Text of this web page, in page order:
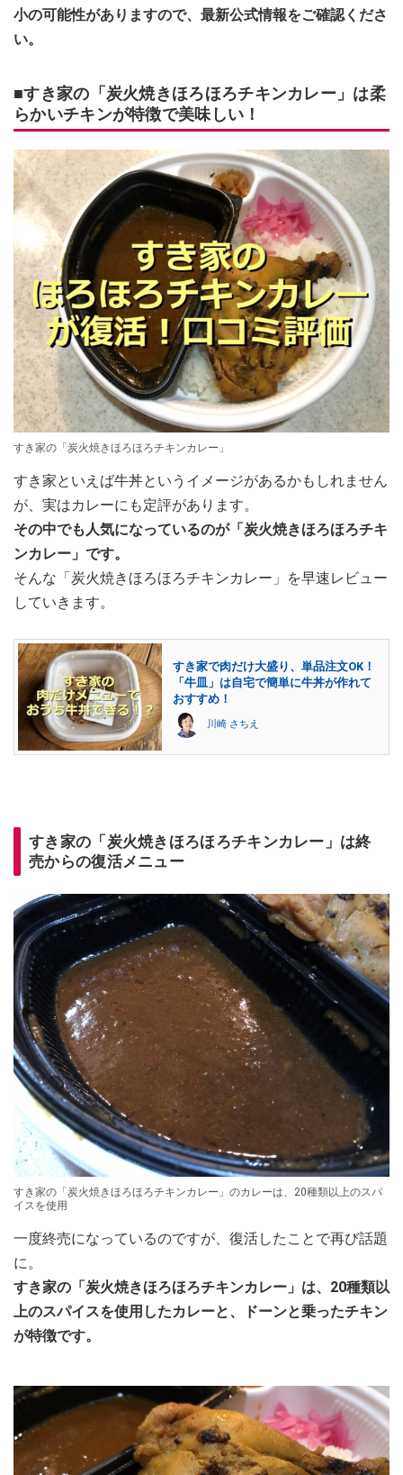
小の可能性がありますので、最新公式情報をご確認くださ
い。
■すき家の「炭火焼きほろほろチキンカレー」は柔
らかいチキンが特徴で美味しい！
すき家の「炭火焼きほろほろチキンカレー」
すき家といえば牛丼というイメージがあるかもしれません
が、実はカレーにも定評があります。
その中でも人気になっているのが「炭火焼きほろほろチキ
ンカレー」です。
そんな「炭火焼きほろほろチキンカレー」を早速レビュー
していきます。
すき家で肉だけ大盛り、単品注文OK！
「牛皿」は自宅で簡単に牛丼が作れて
おすすめ！
川崎 さちえ
すき家の「炭火焼きほろほろチキンカレー」は終
売からの復活メニュー
すき家の「炭火焼きほろほろチキンカレー」のカレーは、20種類以上のスパ
イスを使用
一度終売になっているのですが、復活したことで再び話題
に。
すき家の「炭火焼きほろほろチキンカレー」は、20種類以
上のスパイスを使用したカレーと、ドーンと乗ったチキン
が特徴です。